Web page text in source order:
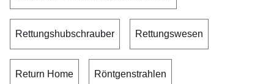
Rettungshubschrauber Rettungswesen
Return Home Röntgenstrahlen